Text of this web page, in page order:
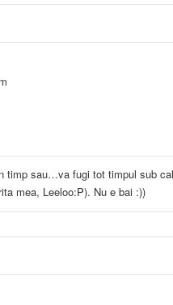
timp sau…va fugi tot timpul sub
mea, Leeloo:P). Nu e bai :))